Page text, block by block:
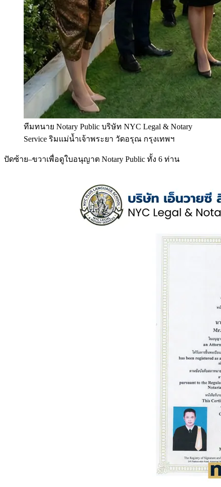
ทีมทนาย Notary Public บริษัท NYC Legal & Notary
Service ริมแม่น้ำเจ้าพระยา วัดอรุณ กรุงเทพฯ
ปัดซ้าย–ขวาเพื่อดูใบอนุญาต Notary Public ทั้ง 6 ท่าน